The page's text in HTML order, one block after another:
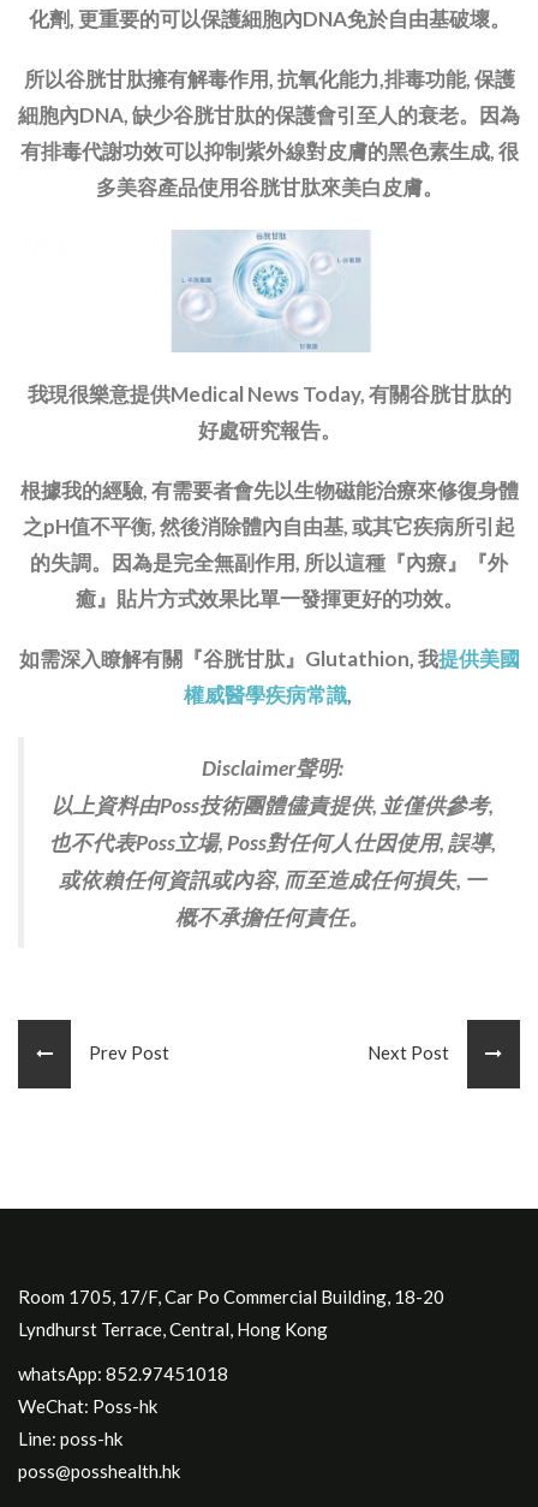
化劑, 更重要的可以保護細胞內DNA免於自由基破壞。
所以谷胱甘肽擁有解毒作用, 抗氧化能力,排毒功能, 保護
細胞內DNA, 缺少谷胱甘肽的保護會引至人的衰老。因為
有排毒代謝功效可以抑制紫外線對皮膚的黑色素生成, 很
多美容產品使用谷胱甘肽來美白皮膚。
我現很樂意提供Medical News Today, 有關谷胱甘肽的
好處研究報告。
根據我的經驗, 有需要者會先以生物磁能治療來修復身體
之pH值不平衡, 然後消除體內自由基, 或其它疾病所引起
的失調。因為是完全無副作用, 所以這種『內療』『外
癒』貼片方式效果比單一發揮更好的功效。
如需深入瞭解有關『谷胱甘肽』Glutathion, 我提供美國
權威醫學疾病常識,
Disclaimer聲明:
以上資料由Poss技術團體儘責提供, 並僅供參考,
也不代表Poss立場, Poss對任何人仕因使用, 誤導,
或依賴任何資訊或內容, 而至造成任何損失, 一
概不承擔任何責任。
Prev Post Next Post
Room 1705, 17/F, Car Po Commercial Building, 18-20
Lyndhurst Terrace, Central, Hong Kong
whatsApp: 852.97451018
WeChat: Poss-hk
Line: poss-hk
poss@posshealth.hk